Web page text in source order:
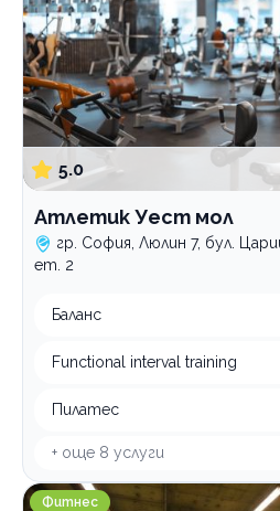
5.0
Атлетик Уест мол
гр. София, Люлин 7, бул.
ет. 2
Баланс
Functional interval training
Пилатес
+ още 8 услуги
Атлетик Студентски град
Фитнес